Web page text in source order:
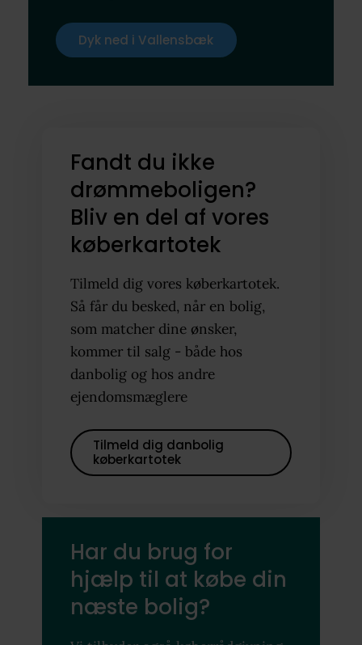
Dyk ned i Vallensbæk
Fandt du ikke
drømmeboligen?
Bliv en del af vores
køberkartotek
Tilmeld dig vores køberkartotek.
Så får du besked, når en bolig,
som matcher dine ønsker,
kommer til salg - både hos
danbolig og hos andre
ejendomsmæglere
Tilmeld dig danbolig
køberkartotek
Har du brug for
hjælp til at købe din
næste bolig?